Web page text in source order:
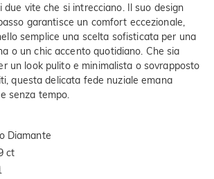
vite che si intrecciano. Il suo design
garantisce un comfort eccezionale,
semplice una scelta sofisticata per una
o un chic accento quotidiano. Che sia
un look pulito e minimalista o sovrapposto
questa delicata fede nuziale emana
senza tempo.
Diamante
ct